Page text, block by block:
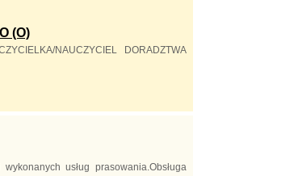
(O)
NAUCZYCIEL DORADZTWA
usług prasowania.Obsługa